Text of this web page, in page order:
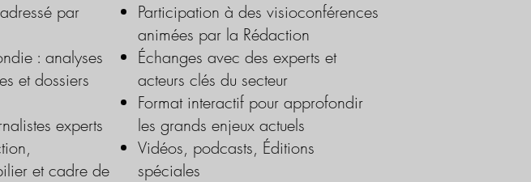
par
: analyses
et dossiers
experts
et cadre de
Participation à des visioconférences
animées par la Rédaction
Échanges avec des experts et
acteurs clés du secteur
Format interactif pour approfondir
les grands enjeux actuels
Vidéos, podcasts, Éditions
spéciales